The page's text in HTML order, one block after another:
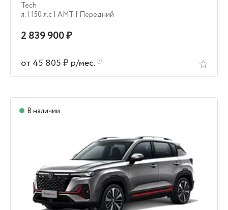
Tech
л. | 150 л.c | AMT | Передний
2 839 900 ₽
от 45 805 ₽ р/мес.
В наличии